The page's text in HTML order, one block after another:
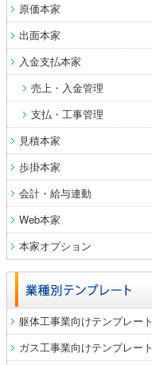
原価本家
出面本家
入金支払本家
売上・入金管理
支払・工事管理
見積本家
歩掛本家
会計・給与連動
Web本家
本家オプション
躯体工事業向けテンプレート
ガス工事業向けテンプレート